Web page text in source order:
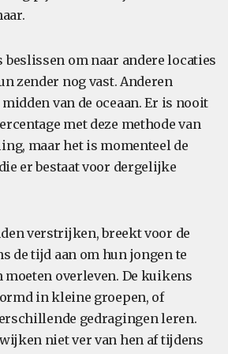
om naar andere locaties
zender nog vast. Anderen
van de oceaan. Er is nooit
met deze methode van
maar het is momenteel de
er bestaat voor dergelijke
verstrijken, breekt voor de
de tijd aan om hun jongen te
moeten overleven. De kuikens
in kleine groepen, of
gedragingen leren.
niet ver van hen af tijdens